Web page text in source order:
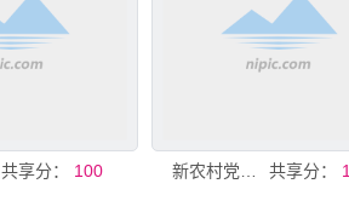
共享分： 100 共享分：